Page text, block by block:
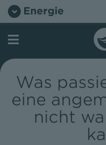
Zum
InhaltEnergie
Was
eine
nicht